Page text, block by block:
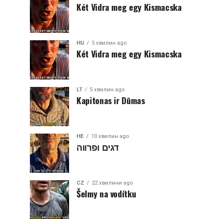
Két Vidra meg egy Kismacska
HU 5 хвилин ago
Két Vidra meg egy Kismacska
LT 5 хвилин ago
Kapitonas ir Dūmas
HE 10 хвилин ago
דגים ופרווה
CZ 22 хвилини ago
Šelmy na vodítku